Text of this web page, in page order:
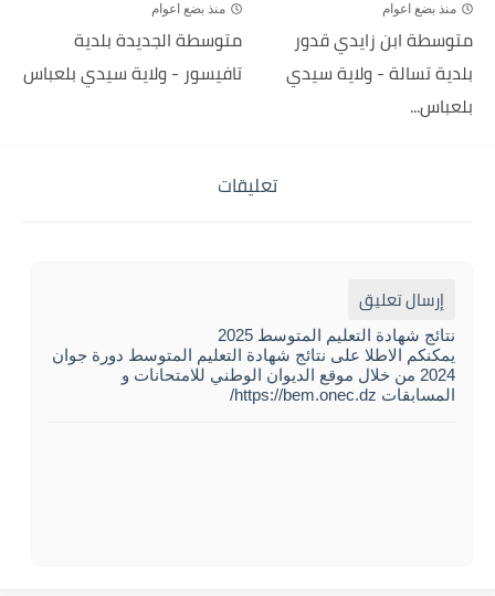
منذ بضع اعوام
متوسطة ابن زايدي قدور
بلدية تسالة - ولاية سيدي
بلعباس...
منذ بضع اعوام
متوسطة الجديدة بلدية
تافيسور - ولاية سيدي بلعباس
تعليقات
إرسال تعليق
نتائج شهادة التعليم المتوسط 2025
يمكنكم الاطلا على نتائج شهادة التعليم المتوسط دورة جوان
2024 من خلال موقع الديوان الوطني للامتحانات و
المسابقات https://bem.onec.dz/